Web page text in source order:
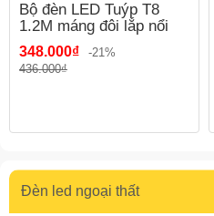
Bộ đèn LED Tuýp T8
1.2M máng đôi lắp nổi
348.000₫
-21%
436.000₫
Đèn led ngoại thất